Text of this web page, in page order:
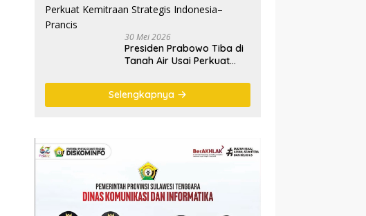
Persatuan Bangsa
30 Mei 2026
Presiden Prabowo Tiba di
Tanah Air Usai Perkuat
Indonesia–Prancis
Selengkapnya